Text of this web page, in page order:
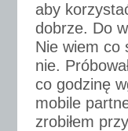
aby
dobrze. Do
Nie wiem co
nie.
co godzinę
mobile
zrobiłem